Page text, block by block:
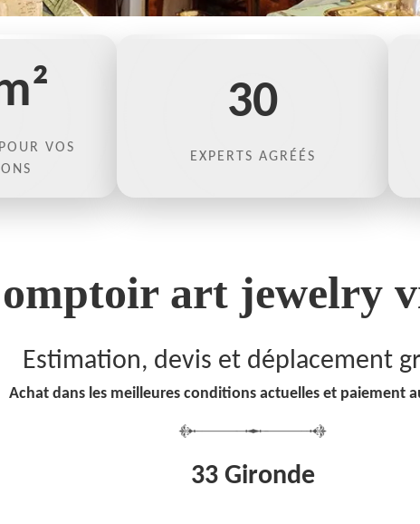
VOS
30
EXPERTS AGRÉÉS
art jewelry
Estimation, devis et déplacement
Achat dans les meilleures conditions actuelles et paiement
33 Gironde